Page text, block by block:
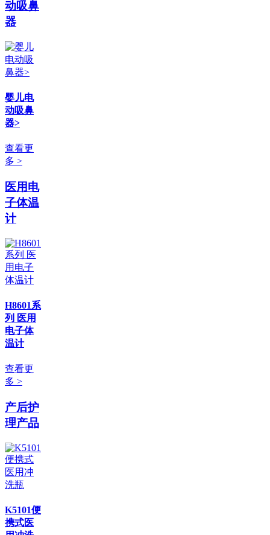
动吸鼻
器
婴儿电
动吸鼻
器>
查看更
多 >
医用电
子体温
计
H8601系
列 医用
电子体
温计
查看更
多 >
产后护
理产品
K5101便
携式医